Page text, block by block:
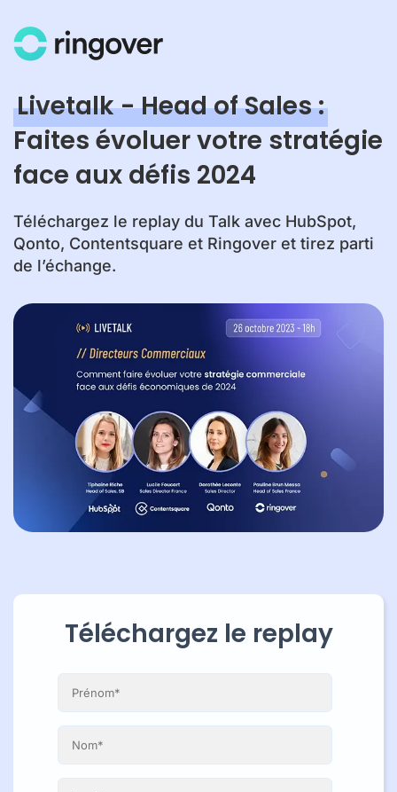
Livetalk - Head of Sales :
Faites évoluer votre stratégie
face aux défis 2024
Téléchargez le replay du Talk avec HubSpot,
Qonto, Contentsquare et Ringover et tirez parti
de l’échange.
Téléchargez le replay